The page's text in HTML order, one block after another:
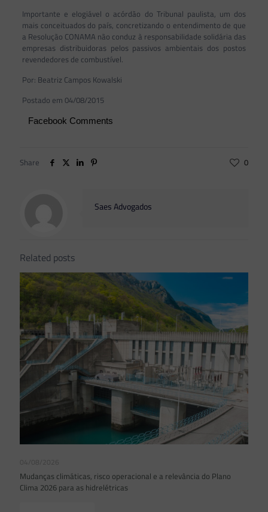
Importante e elogiável o acórdão do Tribunal paulista, um dos
mais conceituados do país, concretizando o entendimento de que
a Resolução CONAMA não conduz à responsabilidade solidária das
empresas distribuidoras pelos passivos ambientais dos postos
revendedores de combustível.
Por: Beatriz Campos Kowalski
Postado em 04/08/2015
Facebook Comments
Share 0
Saes Advogados
Related posts
04/08/2026
Mudanças climáticas, risco operacional e a relevância do Plano
Clima 2026 para as hidrelétricas